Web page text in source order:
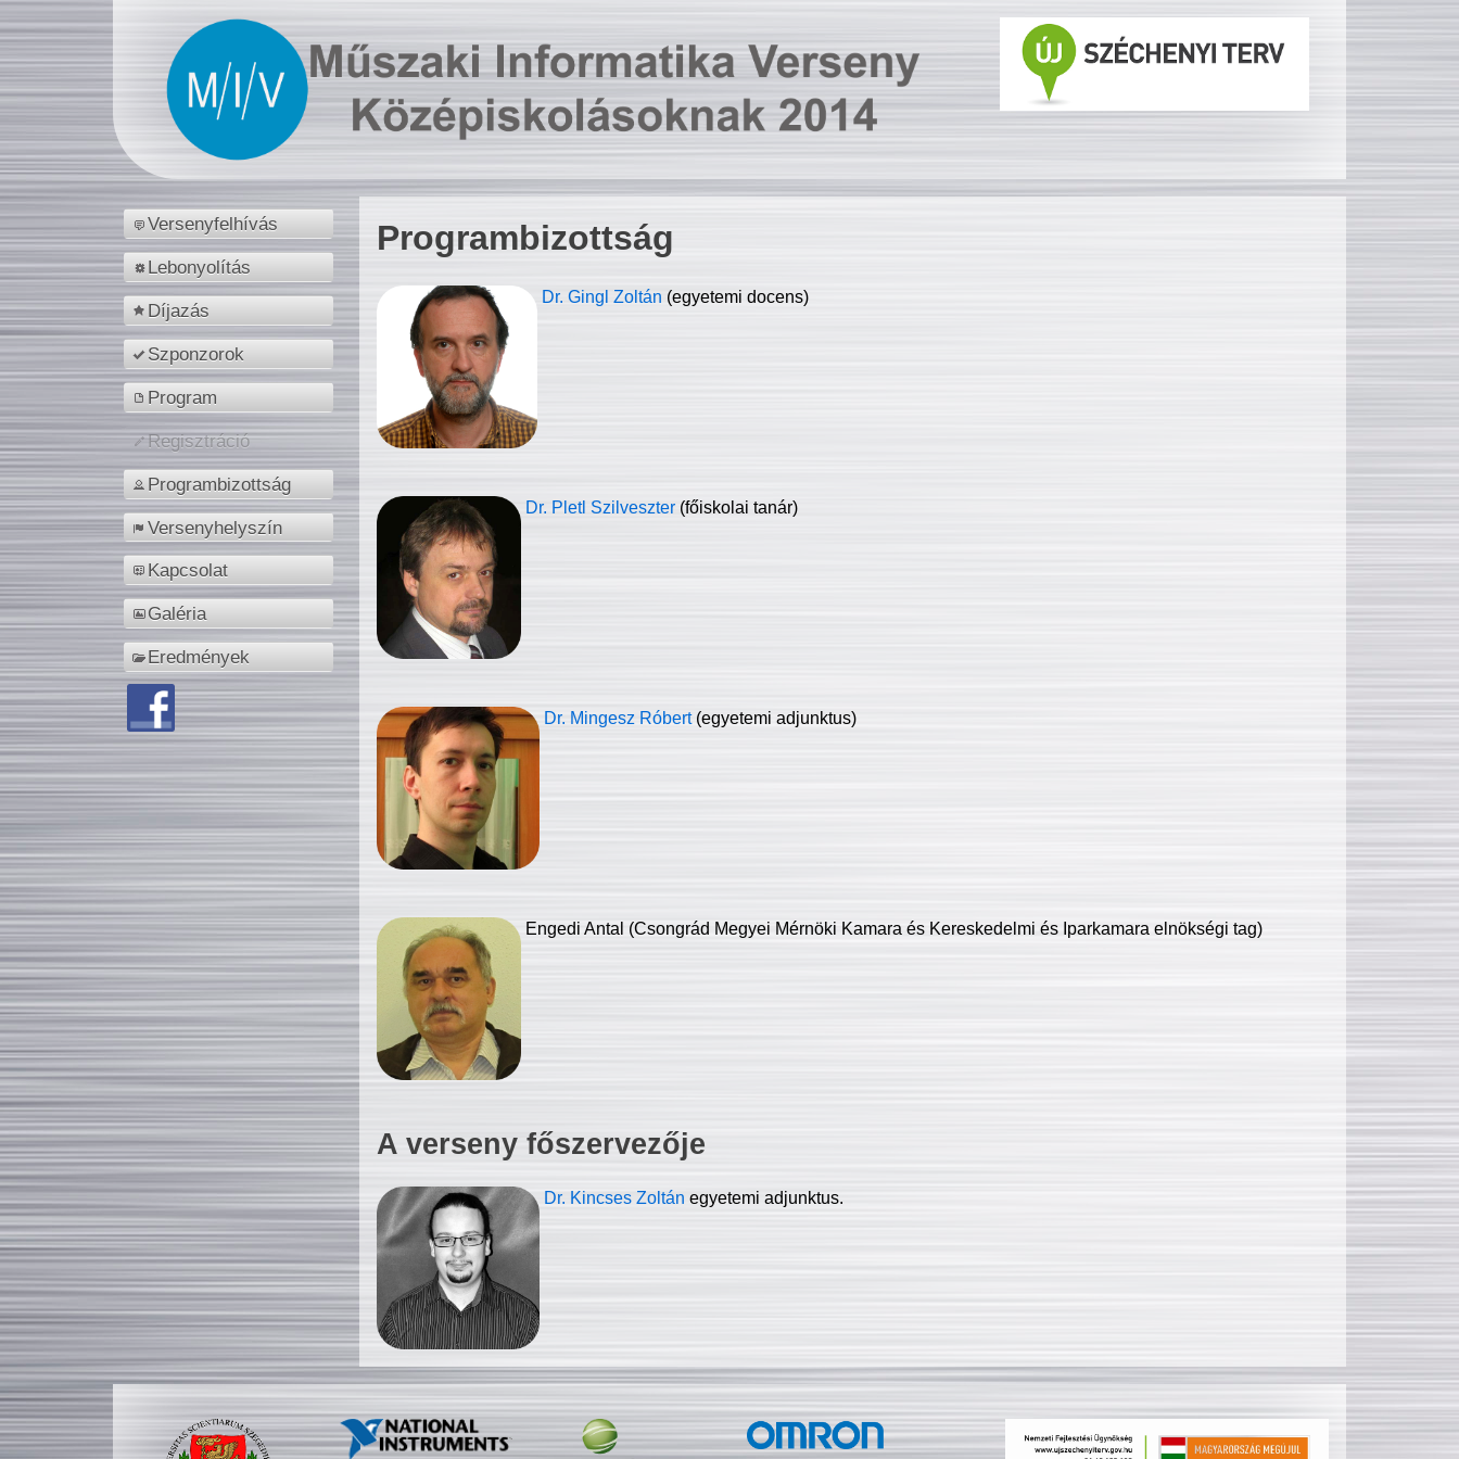
Versenyfelhívás
Lebonyolítás
Díjazás
Szponzorok
Program
Regisztráció
Programbizottság
Versenyhelyszín
Kapcsolat
Galéria
Eredmények
Programbizottság
Dr. Gingl Zoltán (egyetemi docens)
Dr. Pletl Szilveszter (főiskolai tanár)
Dr. Mingesz Róbert (egyetemi adjunktus)
Engedi Antal (Csongrád Megyei Mérnöki Kamara és Kereskedelmi és Iparkamara elnökségi tag)
A verseny főszervezője
Dr. Kincses Zoltán egyetemi adjunktus.